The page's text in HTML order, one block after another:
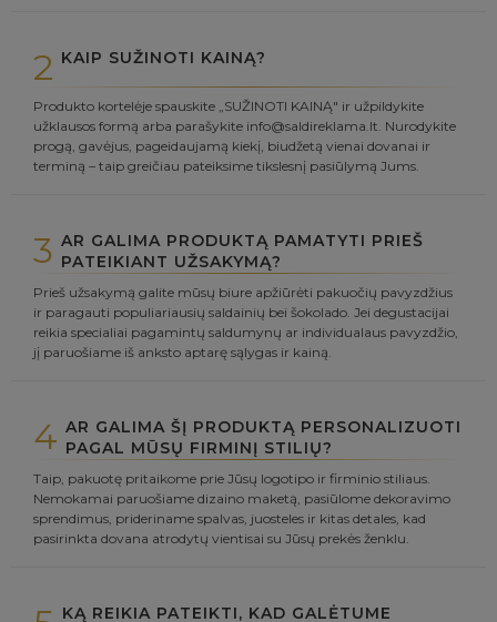
2 KAIP SUŽINOTI KAINĄ?
Produkto kortelėje spauskite „SUŽINOTI KAINĄ" ir užpildykite
užklausos formą arba parašykite info@saldireklama.lt. Nurodykite
progą, gavėjus, pageidaujamą kiekį, biudžetą vienai dovanai ir
terminą – taip greičiau pateiksime tikslesnį pasiūlymą Jums.
3 AR GALIMA PRODUKTĄ PAMATYTI PRIEŠ
PATEIKIANT UŽSAKYMĄ?
Prieš užsakymą galite mūsų biure apžiūrėti pakuočių pavyzdžius
ir paragauti populiariausių saldainių bei šokolado. Jei degustacijai
reikia specialiai pagamintų saldumynų ar individualaus pavyzdžio,
jį paruošiame iš anksto aptarę sąlygas ir kainą.
4 AR GALIMA ŠĮ PRODUKTĄ PERSONALIZUOTI
PAGAL MŪSŲ FIRMINĮ STILIŲ?
Taip, pakuotę pritaikome prie Jūsų logotipo ir firminio stiliaus.
Nemokamai paruošiame dizaino maketą, pasiūlome dekoravimo
sprendimus, prideriname spalvas, juosteles ir kitas detales, kad
pasirinkta dovana atrodytų vientisai su Jūsų prekės ženklu.
KĄ REIKIA PATEIKTI, KAD GALĖTUME